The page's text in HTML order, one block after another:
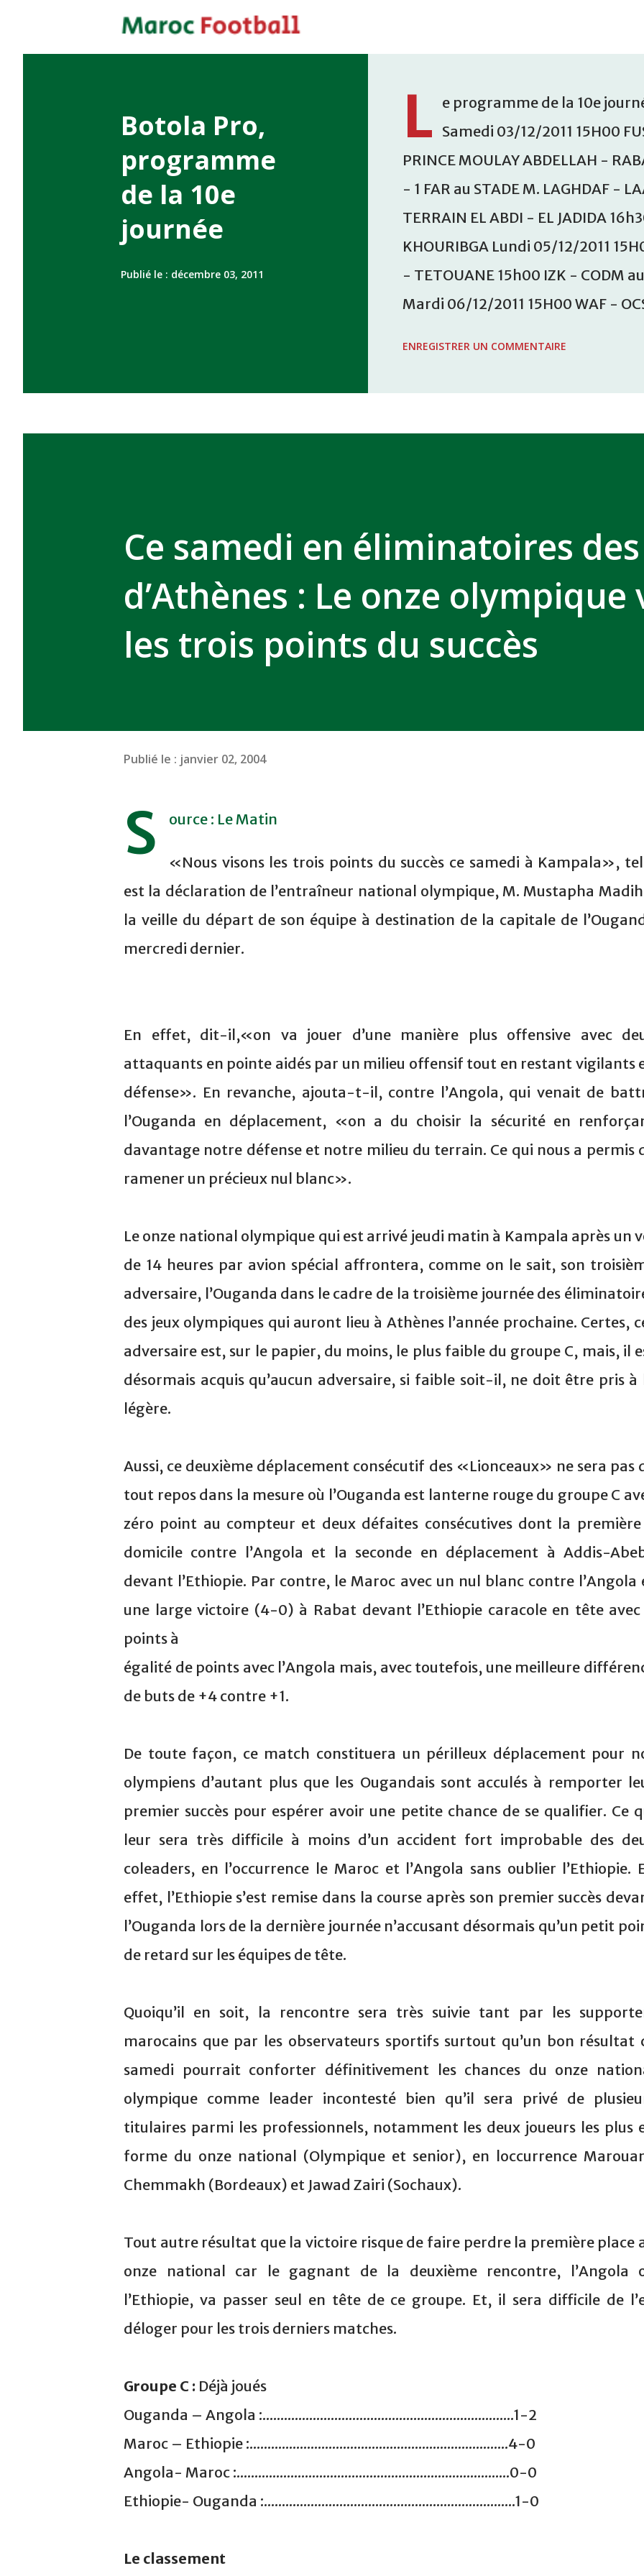
Botola Pro,
programme
de la 10e
journée
Publié le : décembre 03, 2011
L e programme de la 10e
Samedi 03/12/2011 15H00
PRINCE MOULAY ABDELLAH -
- 1 FAR au STADE M. LAGHDAF -
TERRAIN EL ABDI - EL JADIDA
KHOURIBGA Lundi 05/12/2011
- TETOUANE 15h00 IZK - CODM
Mardi 06/12/2011 15H00 WAF -
ENREGISTRER UN COMMENTAIRE
Ce samedi en éliminatoires des
d’Athènes : Le onze olympique
les trois points du succès
Publié le : janvier 02, 2004
S ource : Le Matin
«Nous visons les trois points du succès ce samedi à Kampala»,
est la déclaration de l’entraîneur national olympique, M. Mustapha Madih
la veille du départ de son équipe à destination de la capitale de
mercredi dernier.
En effet, dit-il,«on va jouer d’une manière plus offensive avec
attaquants en pointe aidés par un milieu offensif tout en restant vigilants
défense». En revanche, ajouta-t-il, contre l’Angola, qui venait de
l’Ouganda en déplacement, «on a du choisir la sécurité en
davantage notre défense et notre milieu du terrain. Ce qui nous a permis
ramener un précieux nul blanc».
Le onze national olympique qui est arrivé jeudi matin à Kampala après un
de 14 heures par avion spécial affrontera, comme on le sait, son
adversaire, l’Ouganda dans le cadre de la troisième journée des
des jeux olympiques qui auront lieu à Athènes l’année prochaine. Certes,
adversaire est, sur le papier, du moins, le plus faible du groupe C, mais, il
désormais acquis qu’aucun adversaire, si faible soit-il, ne doit être pris à
légère.
Aussi, ce deuxième déplacement consécutif des «Lionceaux» ne sera pas
tout repos dans la mesure où l’Ouganda est lanterne rouge du groupe C
zéro point au compteur et deux défaites consécutives dont la première
domicile contre l’Angola et la seconde en déplacement à Addis-
devant l’Ethiopie. Par contre, le Maroc avec un nul blanc contre l’Angola
une large victoire (4-0) à Rabat devant l’Ethiopie caracole en tête
points à
égalité de points avec l’Angola mais, avec toutefois, une meilleure
de buts de +4 contre +1.
De toute façon, ce match constituera un périlleux déplacement pour
olympiens d’autant plus que les Ougandais sont acculés à remporter
premier succès pour espérer avoir une petite chance de se qualifier. Ce
leur sera très difficile à moins d’un accident fort improbable des
coleaders, en l’occurrence le Maroc et l’Angola sans oublier l’Ethiopie.
effet, l’Ethiopie s’est remise dans la course après son premier succès
l’Ouganda lors de la dernière journée n’accusant désormais qu’un petit
de retard sur les équipes de tête.
Quoiqu’il en soit, la rencontre sera très suivie tant par les
marocains que par les observateurs sportifs surtout qu’un bon résultat
samedi pourrait conforter définitivement les chances du onze
olympique comme leader incontesté bien qu’il sera privé de
titulaires parmi les professionnels, notamment les deux joueurs les plus
forme du onze national (Olympique et senior), en loccurrence
Chemmakh (Bordeaux) et Jawad Zairi (Sochaux).
Tout autre résultat que la victoire risque de faire perdre la première place
onze national car le gagnant de la deuxième rencontre, l’Angola
l’Ethiopie, va passer seul en tête de ce groupe. Et, il sera difficile de
déloger pour les trois derniers matches.
Groupe C : Déjà joués
Ouganda – Angola :......................................................................1-2
Maroc – Ethiopie :........................................................................4-0
Angola- Maroc :............................................................................0-0
Ethiopie- Ouganda :......................................................................1-0
Le classement